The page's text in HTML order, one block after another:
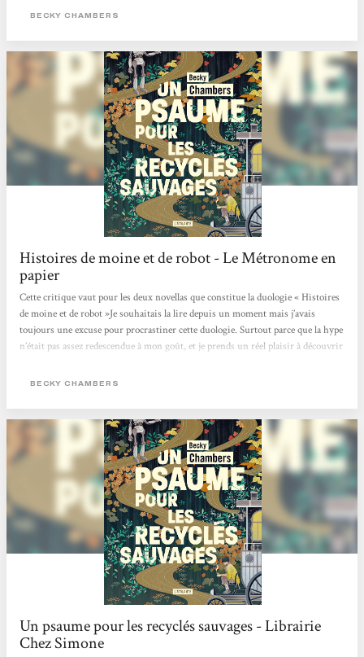
où concurrence et compétition guident bon nombre de nos interactions.
entre eux et avec leur environnement. Dans ce monde apaisé,...
BECKY CHAMBERS
Histoires de moine et de robot - Le Métronome en
papier
Cette critique vaut pour les deux novellas que constitue la duologie « Histoires
de moine et de robot »Je souhaitais la lire depuis un moment mais j’avais
toujours une excuse pour procrastiner cette duologie. Surtout parce que la hype
n’était pas assez redescendue à mon goût, et je prends un réel plaisir à découvrir
).C’était aussi une grande première pour moi car j’avais beau entendre souvent
BECKY CHAMBERS
Un psaume pour les recyclés sauvages - Librairie
Chez Simone